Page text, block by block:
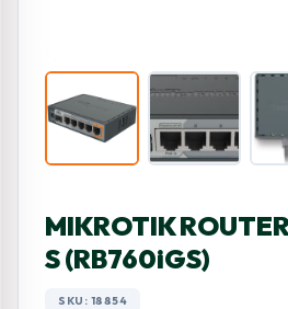
MIKROTIK
S (RB760iGS)
SKU: 18854